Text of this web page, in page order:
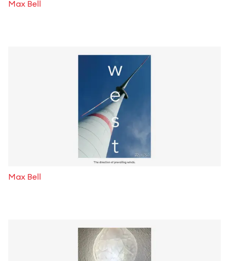
Max Bell
Max Bell